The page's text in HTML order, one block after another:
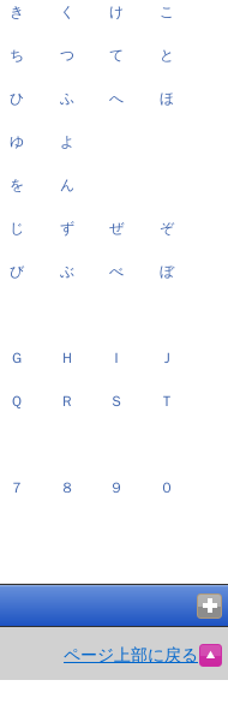
き く け こ
ち つ て と
ひ ふ へ ほ
ゆ よ
を ん
じ ず ぜ ぞ
び ぶ べ ぼ
Ｇ Ｈ Ｉ Ｊ
Ｑ Ｒ Ｓ Ｔ
７ ８ ９ ０
ページ上部に戻る